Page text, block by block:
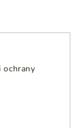
ochrany